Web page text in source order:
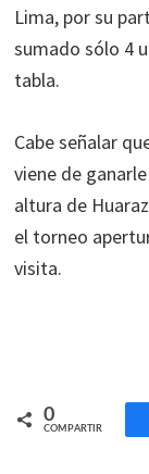
Lima, por su
sumado sólo 4
tabla.
Cabe señalar
viene de
altura de
el torneo
visita.
0
COMPARTIR